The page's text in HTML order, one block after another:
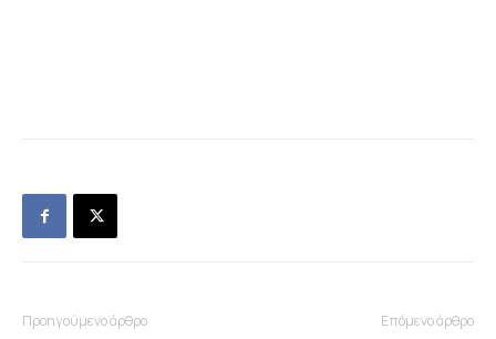
Προηγούμενο άρθρο Επόμενο άρθρο